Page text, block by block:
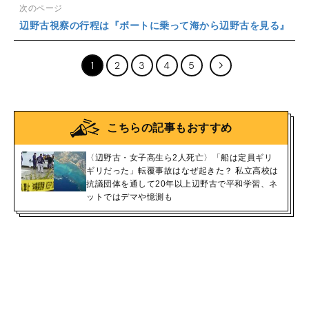
次のページ
辺野古視察の行程は『ボートに乗って海から辺野古を見る』
1 2 3 4 5
こちらの記事もおすすめ
〈辺野古・女子高生ら2人死亡〉「船は定員ギリ
ギリだった」転覆事故はなぜ起きた？ 私立高校は
抗議団体を通して20年以上辺野古で平和学習、ネ
ットではデマや憶測も